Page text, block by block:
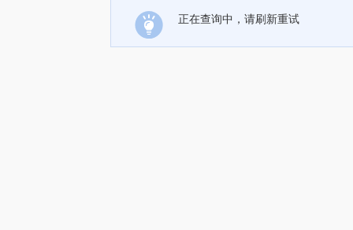
正在查询中，请刷新重试